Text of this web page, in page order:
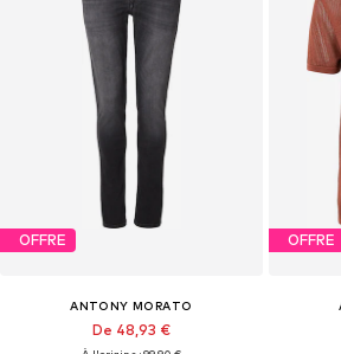
OFFRE
ANTONY MORATO
De 48,93 €
OFFRE